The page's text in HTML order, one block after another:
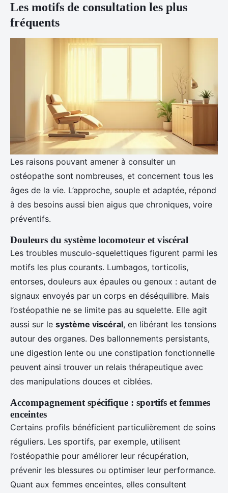
Les motifs de consultation les plus
fréquents
Les raisons pouvant amener à consulter un
ostéopathe sont nombreuses, et concernent tous les
âges de la vie. L’approche, souple et adaptée, répond
à des besoins aussi bien aigus que chroniques, voire
préventifs.
Douleurs du système locomoteur et viscéral
Les troubles musculo-squelettiques figurent parmi les
motifs les plus courants. Lumbagos, torticolis,
entorses, douleurs aux épaules ou genoux : autant de
signaux envoyés par un corps en déséquilibre. Mais
l’ostéopathie ne se limite pas au squelette. Elle agit
aussi sur le système viscéral, en libérant les tensions
autour des organes. Des ballonnements persistants,
une digestion lente ou une constipation fonctionnelle
peuvent ainsi trouver un relais thérapeutique avec
des manipulations douces et ciblées.
Accompagnement spécifique : sportifs et femmes
enceintes
Certains profils bénéficient particulièrement de soins
réguliers. Les sportifs, par exemple, utilisent
l’ostéopathie pour améliorer leur récupération,
prévenir les blessures ou optimiser leur performance.
Quant aux femmes enceintes, elles consultent